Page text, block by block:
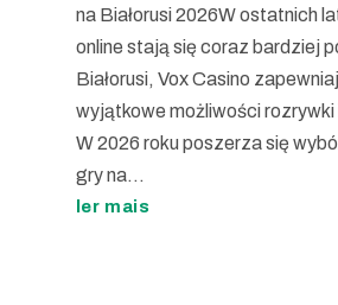
na Białorusi 2026W ostatnich
online stają się coraz bardziej
Białorusi, Vox Casino
wyjątkowe możliwości rozrywki
W 2026 roku poszerza się
gry na...
ler mais